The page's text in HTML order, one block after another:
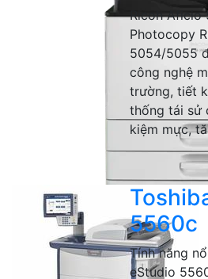
Ricoh Aficio
Photocopy
5054/5055
công nghệ
trường, tiết
thống tái sử
kiệm mực,
5560c
Tính năng
eStudio